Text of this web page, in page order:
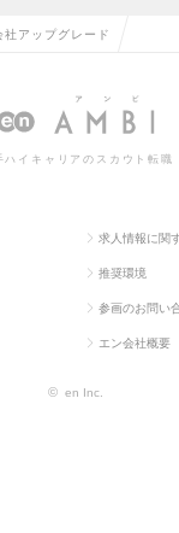
社アップグレード
ハイキャリアのスカウト転職
求人情報に関
推奨環境
参画のお問い
エン会社概要
© en Inc.